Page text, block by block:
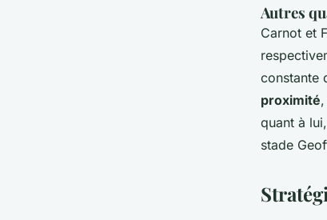
Autres
Carnot et
constante
proximité
quant à
stade